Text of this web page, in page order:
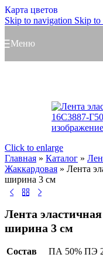
Карта цветов
Skip to navigation Skip to
Меню
Click to enlarge
Главная » Каталог »
Жаккардовая » Лента
ширина 3 см
Лента
ширина 3 см
Состав ПА 50% ПЭ